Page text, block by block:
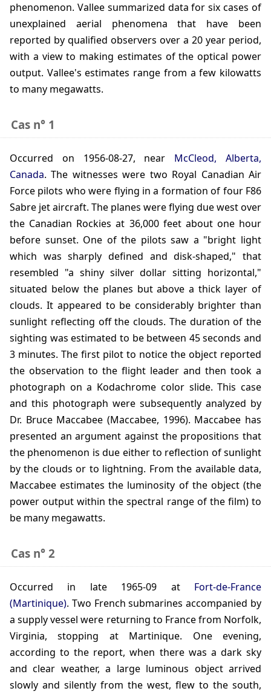
phenomenon. Vallee summarized data for six cases of
unexplained aerial phenomena that have been
reported by qualified observers over a 20 year period,
with a view to making estimates of the optical power
output. Vallee's estimates range from a few kilowatts
to many megawatts.
Cas n° 1
occurred on 1956-08-27, near McCleod, Alberta,
Canada. The witnesses were two Royal Canadian Air
Force pilots who were flying in a formation of four F86
Sabre jet aircraft. The planes were flying due west over
the Canadian Rockies at 36,000 feet about one hour
before sunset. One of the pilots saw a "bright light
which was sharply defined and disk-shaped," that
resembled "a shiny silver dollar sitting horizontal,"
situated below the planes but above a thick layer of
clouds. It appeared to be considerably brighter than
sunlight reflecting off the clouds. The duration of the
sighting was estimated to be between 45 seconds and
3 minutes. The first pilot to notice the object reported
the observation to the flight leader and then took a
photograph on a Kodachrome color slide. This case
and this photograph were subsequently analyzed by
Dr. Bruce Maccabee (Maccabee, 1996). Maccabee has
presented an argument against the propositions that
the phenomenon is due either to reflection of sunlight
by the clouds or to lightning. From the available data,
Maccabee estimates the luminosity of the object (the
power output within the spectral range of the film) to
be many megawatts.
Cas n° 2
occurred in late 1965-09 at Fort-de-France
(Martinique). Two French submarines accompanied by
a supply vessel were returning to France from Norfolk,
Virginia, stopping at Martinique. One evening,
according to the report, when there was a dark sky
and clear weather, a large luminous object arrived
slowly and silently from the west, flew to the south,